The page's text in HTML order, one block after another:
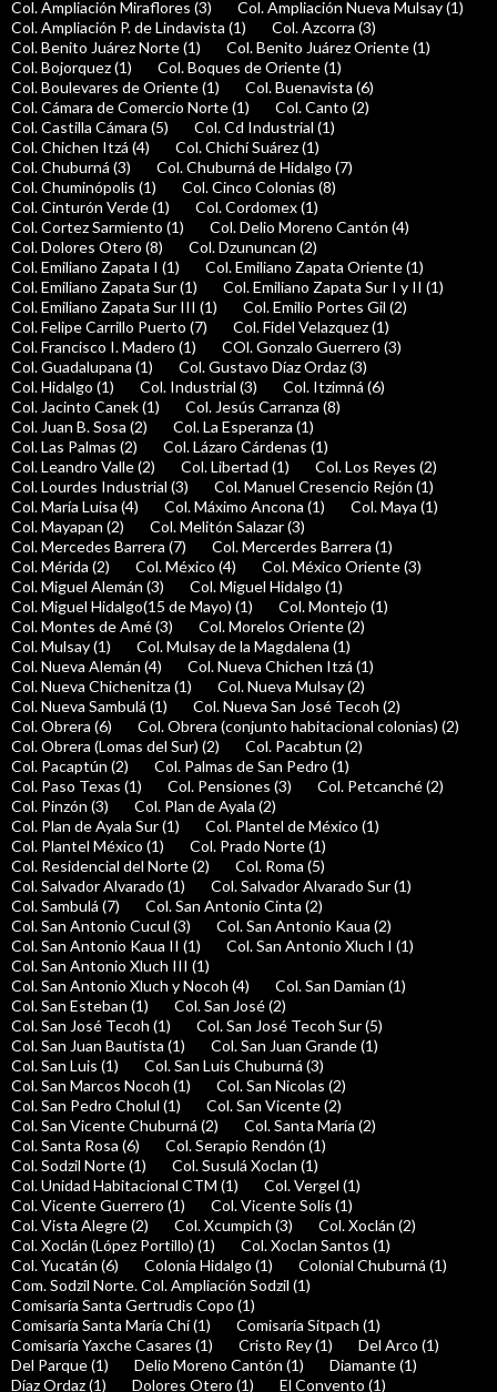
Col. Ampliación Miraflores (3)
Col. Ampliación Nueva Mulsay (1)
Col. Ampliación P. de Lindavista (1)
Col. Azcorra (3)
Col. Benito Juárez Norte (1)
Col. Benito Juárez Oriente (1)
Col. Bojorquez (1)
Col. Boques de Oriente (1)
Col. Boulevares de Oriente (1)
Col. Buenavista (6)
Col. Cámara de Comercio Norte (1)
Col. Canto (2)
Col. Castilla Cámara (5)
Col. Cd Industrial (1)
Col. Chichen Itzá (4)
Col. Chichí Suárez (1)
Col. Chuburná (3)
Col. Chuburná de Hidalgo (7)
Col. Chuminópolis (1)
Col. Cinco Colonias (8)
Col. Cinturón Verde (1)
Col. Cordomex (1)
Col. Cortez Sarmiento (1)
Col. Delio Moreno Cantón (4)
Col. Dolores Otero (8)
Col. Dzununcan (2)
Col. Emiliano Zapata I (1)
Col. Emiliano Zapata Oriente (1)
Col. Emiliano Zapata Sur (1)
Col. Emiliano Zapata Sur I y II (1)
Col. Emiliano Zapata Sur III (1)
Col. Emilio Portes Gil (2)
Col. Felipe Carrillo Puerto (7)
Col. Fidel Velazquez (1)
Col. Francisco I. Madero (1)
COl. Gonzalo Guerrero (3)
Col. Guadalupana (1)
Col. Gustavo Díaz Ordaz (3)
Col. Hidalgo (1)
Col. Industrial (3)
Col. Itzimná (6)
Col. Jacinto Canek (1)
Col. Jesús Carranza (8)
Col. Juan B. Sosa (2)
Col. La Esperanza (1)
Col. Las Palmas (2)
Col. Lázaro Cárdenas (1)
Col. Leandro Valle (2)
Col. Libertad (1)
Col. Los Reyes (2)
Col. Lourdes Industrial (3)
Col. Manuel Cresencio Rejón (1)
Col. María Luisa (4)
Col. Máximo Ancona (1)
Col. Maya (1)
Col. Mayapan (2)
Col. Melitón Salazar (3)
Col. Mercedes Barrera (7)
Col. Mercerdes Barrera (1)
Col. Mérida (2)
Col. México (4)
Col. México Oriente (3)
Col. Miguel Alemán (3)
Col. Miguel Hidalgo (1)
Col. Miguel Hidalgo(15 de Mayo) (1)
Col. Montejo (1)
Col. Montes de Amé (3)
Col. Morelos Oriente (2)
Col. Mulsay (1)
Col. Mulsay de la Magdalena (1)
Col. Nueva Alemán (4)
Col. Nueva Chichen Itzá (1)
Col. Nueva Chichenitza (1)
Col. Nueva Mulsay (2)
Col. Nueva Sambulá (1)
Col. Nueva San José Tecoh (2)
Col. Obrera (6)
Col. Obrera (conjunto habitacional colonias) (2)
Col. Obrera (Lomas del Sur) (2)
Col. Pacabtun (2)
Col. Pacaptún (2)
Col. Palmas de San Pedro (1)
Col. Paso Texas (1)
Col. Pensiones (3)
Col. Petcanché (2)
Col. Pinzón (3)
Col. Plan de Ayala (2)
Col. Plan de Ayala Sur (1)
Col. Plantel de México (1)
Col. Plantel México (1)
Col. Prado Norte (1)
Col. Residencial del Norte (2)
Col. Roma (5)
Col. Salvador Alvarado (1)
Col. Salvador Alvarado Sur (1)
Col. Sambulá (7)
Col. San Antonio Cinta (2)
Col. San Antonio Cucul (3)
Col. San Antonio Kaua (2)
Col. San Antonio Kaua II (1)
Col. San Antonio Xluch I (1)
Col. San Antonio Xluch III (1)
Col. San Antonio Xluch y Nocoh (4)
Col. San Damian (1)
Col. San Esteban (1)
Col. San José (2)
Col. San José Tecoh (1)
Col. San José Tecoh Sur (5)
Col. San Juan Bautista (1)
Col. San Juan Grande (1)
Col. San Luis (1)
Col. San Luis Chuburná (3)
Col. San Marcos Nocoh (1)
Col. San Nicolas (2)
Col. San Pedro Cholul (1)
Col. San Vicente (2)
Col. San Vicente Chuburná (2)
Col. Santa María (2)
Col. Santa Rosa (6)
Col. Serapio Rendón (1)
Col. Sodzil Norte (1)
Col. Susulá Xoclan (1)
Col. Unidad Habitacional CTM (1)
Col. Vergel (1)
Col. Vicente Guerrero (1)
Col. Vicente Solís (1)
Col. Vista Alegre (2)
Col. Xcumpich (3)
Col. Xoclán (2)
Col. Xoclán (López Portillo) (1)
Col. Xoclan Santos (1)
Col. Yucatán (6)
Colonia Hidalgo (1)
Colonial Chuburná (1)
Com. Sodzil Norte. Col. Ampliación Sodzil (1)
Comisaría Santa Gertrudis Copo (1)
Comisaría Santa María Chí (1)
Comisaría Sitpach (1)
Comisaría Yaxche Casares (1)
Cristo Rey (1)
Del Arco (1)
Del Parque (1)
Delio Moreno Cantón (1)
Diamante (1)
Díaz Ordaz (1)
Dolores Otero (1)
El Convento (1)